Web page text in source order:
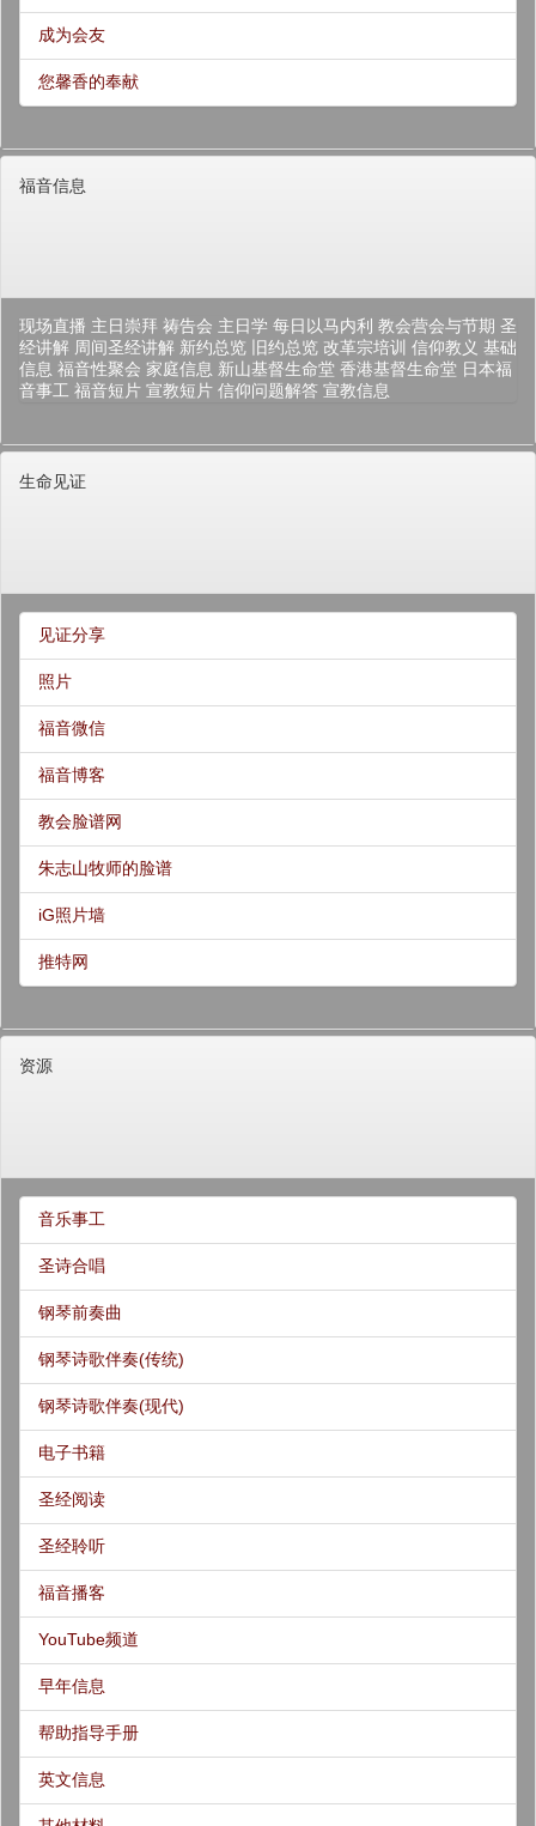
成为会友
您馨香的奉献
福音信息
现场直播 主日崇拜 祷告会 主日学 每日以马内利 教会营会与节期 圣
经讲解 周间圣经讲解 新约总览 旧约总览 改革宗培训 信仰教义 基础
信息 福音性聚会 家庭信息 新山基督生命堂 香港基督生命堂 日本福
音事工 福音短片 宣教短片 信仰问题解答 宣教信息
生命见证
见证分享
照片
福音微信
福音博客
教会脸谱网
朱志山牧师的脸谱
iG照片墙
推特网
资源
音乐事工
圣诗合唱
钢琴前奏曲
钢琴诗歌伴奏(传统)
钢琴诗歌伴奏(现代)
电子书籍
圣经阅读
圣经聆听
福音播客
YouTube频道
早年信息
帮助指导手册
英文信息